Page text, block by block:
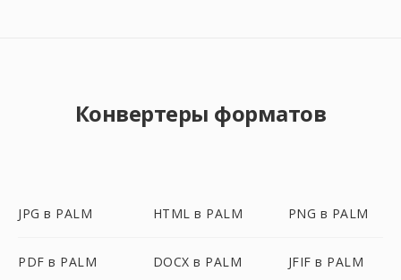
Конвертеры форматов
JPG в PALM HTML в PALM PNG в PALM
PDF в PALM DOCX в PALM JFIF в PALM